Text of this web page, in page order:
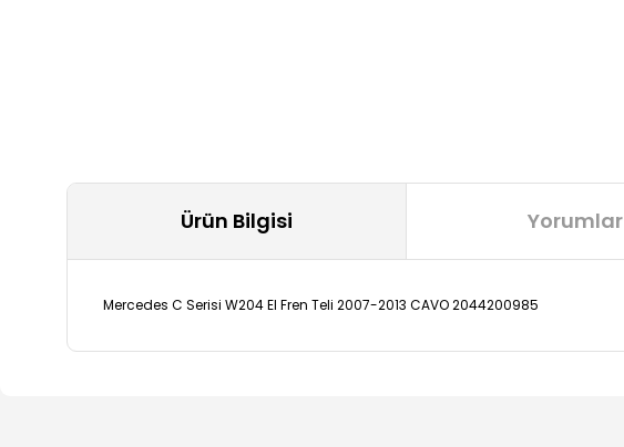
Ürün Bilgisi Yorumlar
Mercedes C Serisi W204 El Fren Teli 2007-2013 CAVO 2044200985